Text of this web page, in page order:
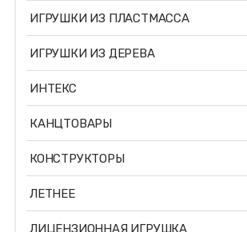
ИГРУШКИ ИЗ ПЛАСТМАССА
ИГРУШКИ ИЗ ДЕРЕВА
ИНТЕКС
КАНЦТОВАРЫ
КОНСТРУКТОРЫ
ЛЕТНЕЕ
ЛИЦЕНЗИОННАЯ ИГРУШКА